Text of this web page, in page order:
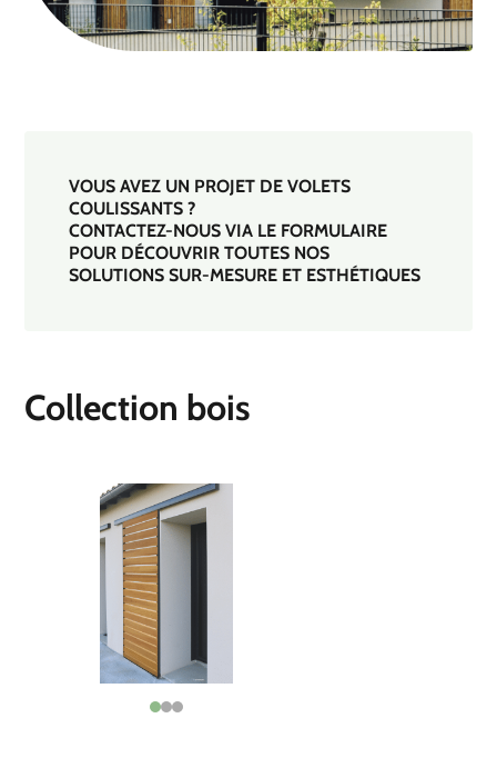
VOUS AVEZ UN PROJET DE VOLETS
COULISSANTS ?
CONTACTEZ-NOUS VIA LE FORMULAIRE
POUR DÉCOUVRIR TOUTES NOS
SOLUTIONS SUR-MESURE ET ESTHÉTIQUES
Collection bois